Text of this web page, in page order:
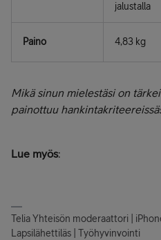
jalustalla
Paino 4,83 kg
Mikä sinun mielestäsi on
painottuu
Lue myös:
Telia Yhteisön moderaattori |
Lapsilähettiläs | Työhyvinvointi